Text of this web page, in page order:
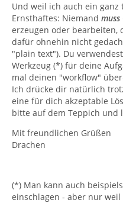
Und weil ich auch ein ganz
Ernsthaftes: Niemand muss
erzeugen oder bearbeiten,
dafür ohnehin nicht
"plain text"). Du
Werkzeug (*) für deine
mal deinen "workflow"
Ich drücke dir natürlich
eine für dich akzeptable
bitte auf dem Teppich und
Mit freundlichen Grüßen
Drachen
(*) Man kann auch
einschlagen - aber nur